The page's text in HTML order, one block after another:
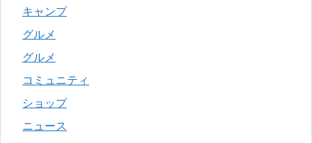
キャンプ
グルメ
グルメ
コミュニティ
ショップ
ニュース